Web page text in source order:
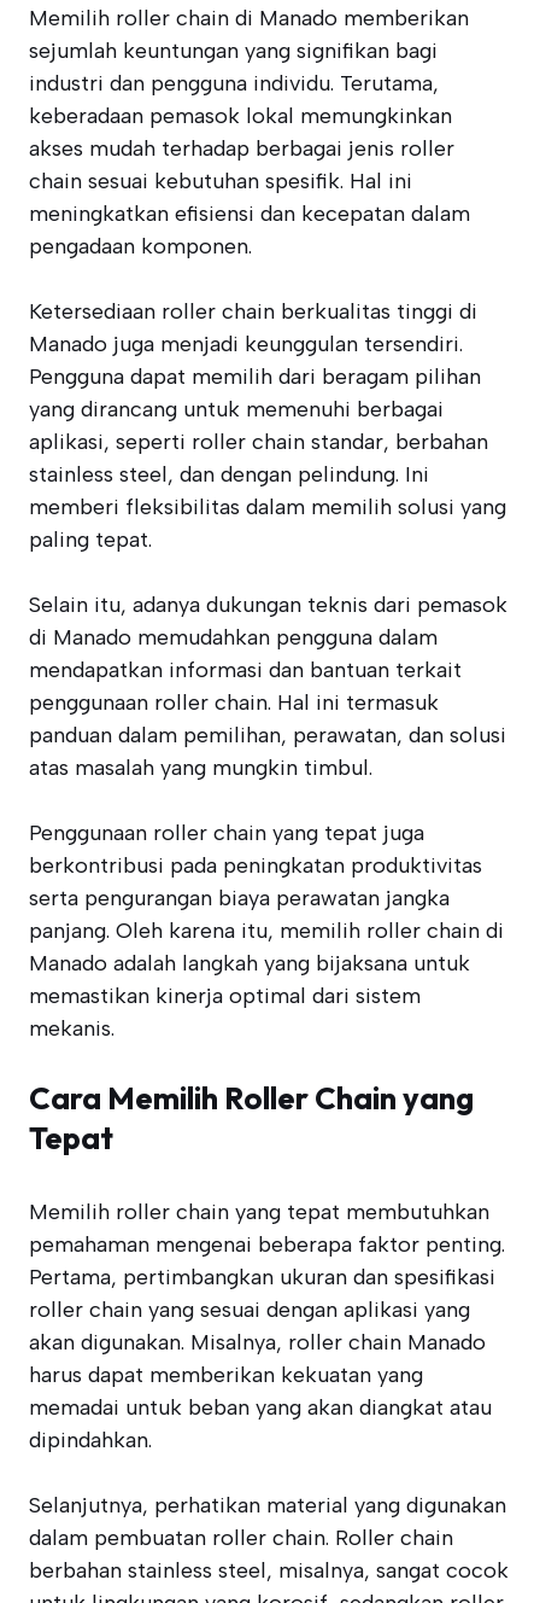
Memilih roller chain di Manado memberikan
sejumlah keuntungan yang signifikan bagi
industri dan pengguna individu. Terutama,
keberadaan pemasok lokal memungkinkan
akses mudah terhadap berbagai jenis roller
chain sesuai kebutuhan spesifik. Hal ini
meningkatkan efisiensi dan kecepatan dalam
pengadaan komponen.
Ketersediaan roller chain berkualitas tinggi di
Manado juga menjadi keunggulan tersendiri.
Pengguna dapat memilih dari beragam pilihan
yang dirancang untuk memenuhi berbagai
aplikasi, seperti roller chain standar, berbahan
stainless steel, dan dengan pelindung. Ini
memberi fleksibilitas dalam memilih solusi yang
paling tepat.
Selain itu, adanya dukungan teknis dari pemasok
di Manado memudahkan pengguna dalam
mendapatkan informasi dan bantuan terkait
penggunaan roller chain. Hal ini termasuk
panduan dalam pemilihan, perawatan, dan solusi
atas masalah yang mungkin timbul.
Penggunaan roller chain yang tepat juga
berkontribusi pada peningkatan produktivitas
serta pengurangan biaya perawatan jangka
panjang. Oleh karena itu, memilih roller chain di
Manado adalah langkah yang bijaksana untuk
memastikan kinerja optimal dari sistem
mekanis.
Cara Memilih Roller Chain yang
Tepat
Memilih roller chain yang tepat membutuhkan
pemahaman mengenai beberapa faktor penting.
Pertama, pertimbangkan ukuran dan spesifikasi
roller chain yang sesuai dengan aplikasi yang
akan digunakan. Misalnya, roller chain Manado
harus dapat memberikan kekuatan yang
memadai untuk beban yang akan diangkat atau
dipindahkan.
Selanjutnya, perhatikan material yang digunakan
dalam pembuatan roller chain. Roller chain
berbahan stainless steel, misalnya, sangat cocok